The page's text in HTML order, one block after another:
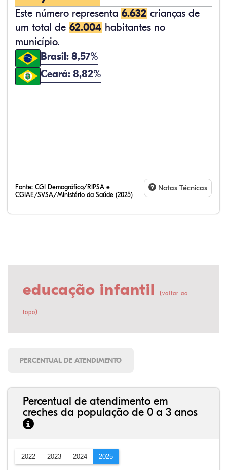
Este número representa 6.632 crianças de
um total de 62.004 habitantes no
município.
Brasil: 8,57%
Ceará: 8,82%
Fonte: CGI Demográfico/RIPSA e
CGIAE/SVSA/Ministério da Saúde (2025)
Notas Técnicas
educação infantil (voltar ao
topo)
PERCENTUAL DE ATENDIMENTO
Percentual de atendimento em
creches da população de 0 a 3 anos
2022 2023 2024 2025